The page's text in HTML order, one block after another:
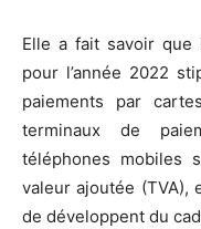
Elle a fait savoir que
pour l’année 2022
paiements par
terminaux de
téléphones mobiles
valeur ajoutée (TVA),
de développent du